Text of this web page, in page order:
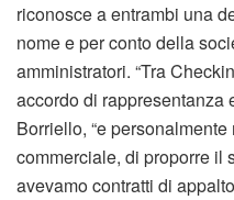
riconosce a entrambi una
nome e per conto della
amministratori. “Tra
accordo di rappresentanza
Borriello, “e
commerciale, di proporre il
avevamo contratti di